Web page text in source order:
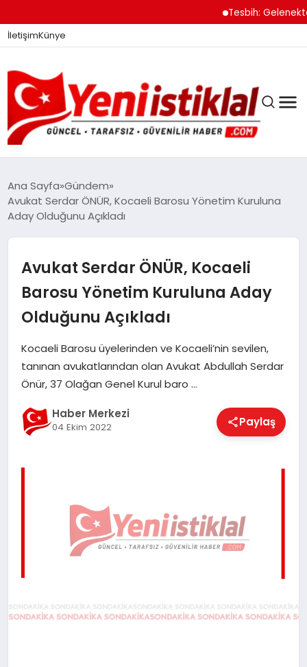
Tesbih: Gelenekten
İletişimKünye
GÜNDEM
DÜNYA
EĞITIM
EKONOMI
MAGAZIN
TEKNOLOJI
Ana Sayfa Gündem
Avukat Serdar ÖNÜR, Kocaeli Barosu Yönetim Kuruluna
Aday Olduğunu Açıkladı
Avukat Serdar ÖNÜR, Kocaeli
Barosu Yönetim Kuruluna Aday
Olduğunu Açıkladı
Kocaeli Barosu üyelerinden ve Kocaeli’nin sevilen,
tanınan avukatlarından olan Avukat Abdullah Serdar
Önür, 37 Olağan Genel Kurul baro …
Haber Merkezi
04 Ekim 2022 Paylaş